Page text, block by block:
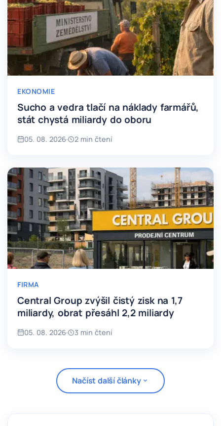
EKONOMIE
Sucho a vedra tlačí na náklady farmářů,
stát chystá miliardy do oboru
05. 08. 2026· 2 min čtení
FIRMA
Central Group zvýšil čistý zisk na 1,7
miliardy, obrat přesáhl 2,2 miliardy
05. 08. 2026· 3 min čtení
Načíst další články